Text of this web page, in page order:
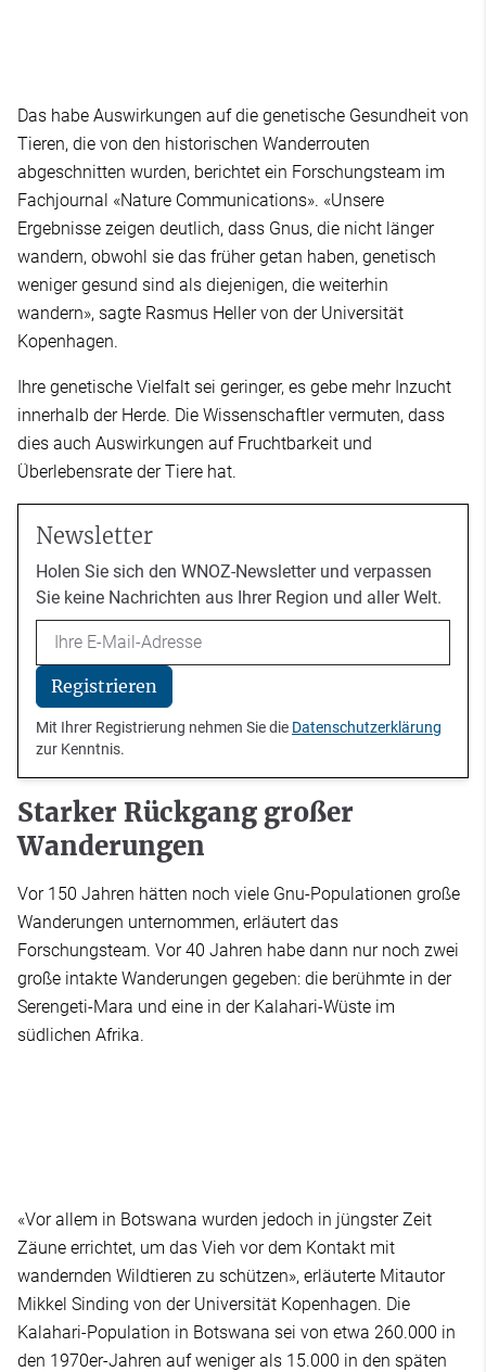
Das habe Auswirkungen auf die genetische Gesundheit von
Tieren, die von den historischen Wanderrouten
abgeschnitten wurden, berichtet ein Forschungsteam im
Fachjournal «Nature Communications». «Unsere
Ergebnisse zeigen deutlich, dass Gnus, die nicht länger
wandern, obwohl sie das früher getan haben, genetisch
weniger gesund sind als diejenigen, die weiterhin
wandern», sagte Rasmus Heller von der Universität
Kopenhagen.
Ihre genetische Vielfalt sei geringer, es gebe mehr Inzucht
innerhalb der Herde. Die Wissenschaftler vermuten, dass
dies auch Auswirkungen auf Fruchtbarkeit und
Überlebensrate der Tiere hat.
Newsletter
Holen Sie sich den WNOZ-Newsletter und verpassen
Sie keine Nachrichten aus Ihrer Region und aller Welt.
Email
Registrieren
Mit Ihrer Registrierung nehmen Sie die Datenschutzerklärung
zur Kenntnis.
Starker Rückgang großer
Wanderungen
Vor 150 Jahren hätten noch viele Gnu-Populationen große
Wanderungen unternommen, erläutert das
Forschungsteam. Vor 40 Jahren habe dann nur noch zwei
große intakte Wanderungen gegeben: die berühmte in der
Serengeti-Mara und eine in der Kalahari-Wüste im
südlichen Afrika.
«Vor allem in Botswana wurden jedoch in jüngster Zeit
Zäune errichtet, um das Vieh vor dem Kontakt mit
wandernden Wildtieren zu schützen», erläuterte Mitautor
Mikkel Sinding von der Universität Kopenhagen. Die
Kalahari-Population in Botswana sei von etwa 260.000 in
den 1970er-Jahren auf weniger als 15.000 in den späten